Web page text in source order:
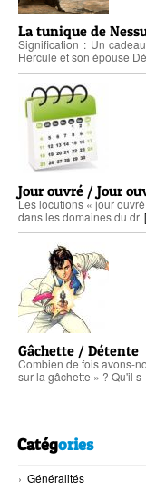
La tunique de
Signification : Un
Hercule et son épouse
Jour ouvré / Jour
Les locutions « jour
dans les domaines du dr
Gâchette / Détente
Combien de fois avons-
sur la gâchette » ? Qu'il s
Catégories
Généralités